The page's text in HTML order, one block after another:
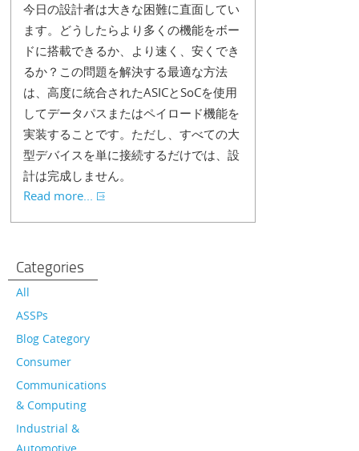
今日の設計者は大きな困難に直面してい
ます。どうしたらより多くの機能をボー
ドに搭載できるか、より速く、安くでき
るか？この問題を解決する最適な方法
は、高度に統合されたASICとSoCを使用
してデータパスまたはペイロード機能を
実装することです。ただし、すべての大
型デバイスを単に接続するだけでは、設
計は完成しません。
Read more...
Categories
All
ASSPs
Blog Category
Consumer
Communications
& Computing
Industrial &